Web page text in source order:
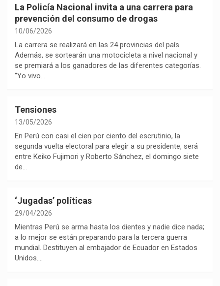
La Policía Nacional invita a una carrera para
prevención del consumo de drogas
10/06/2026
La carrera se realizará en las 24 provincias del país.
Además, se sortearán una motocicleta a nivel nacional y
se premiará a los ganadores de las diferentes categorías.
“Yo vivo…
Tensiones
13/05/2026
En Perú con casi el cien por ciento del escrutinio, la
segunda vuelta electoral para elegir a su presidente, será
entre Keiko Fujimori y Roberto Sánchez, el domingo siete
de…
‘Jugadas’ políticas
29/04/2026
Mientras Perú se arma hasta los dientes y nadie dice nada;
a lo mejor se están preparando para la tercera guerra
mundial. Destituyen al embajador de Ecuador en Estados
Unidos.…